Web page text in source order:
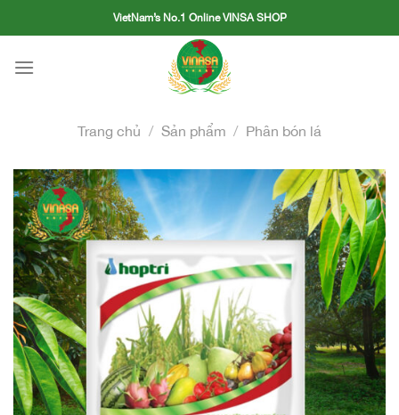
to
VietNam’s No.1 Online VINSA SHOP
Trang chủ / Sản phẩm / Phân bón lá